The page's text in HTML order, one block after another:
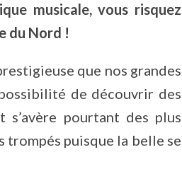
musicale, vous risquez
du Nord !
que nos grandes
de découvrir des
pourtant des plus
trompés puisque la belle se